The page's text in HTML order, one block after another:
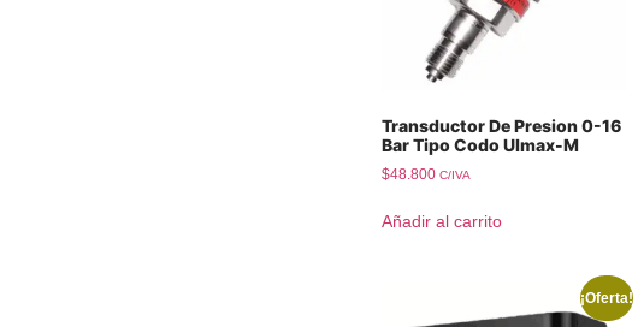
Transductor De Presion 0-16
Bar Tipo Codo Ulmax-M
$48.800 C/IVA
Añadir al carrito
¡Oferta!